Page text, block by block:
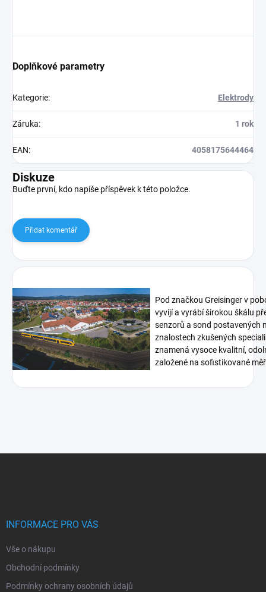
Doplňkové parametry
Kategorie: Elektrody
Záruka: 1 rok
EAN: 4058175644464
Diskuze
Buďte první, kdo napíše příspěvek k této položce.
Přidat komentář
Pod značkou Greisinger v
vyvíjí a vyrábí širokou škálu
senzorů a sond postavených
znalostech zkušených
znamená vysoce kvalitní,
založené na sofistikované
INFORMACE PRO VÁS
Vše o nákupu
Obchodní podmínky
Podmínky ochrany osobních údajů